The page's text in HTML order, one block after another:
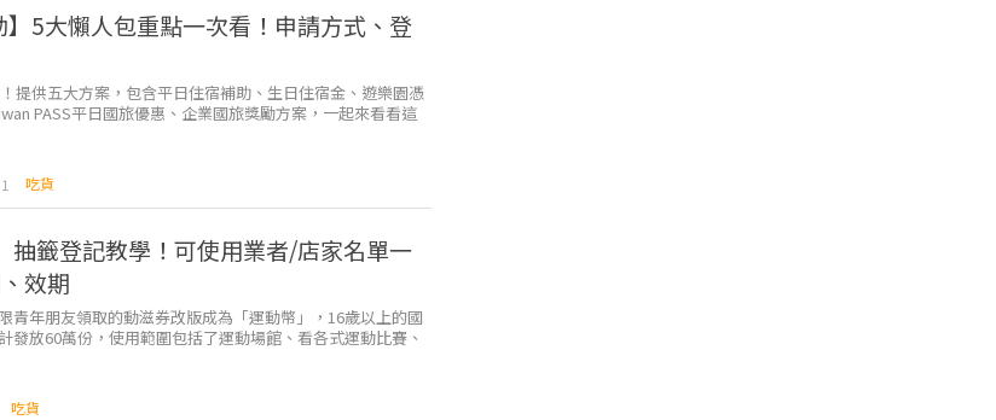
】5大懶人包重點一次看！申請方式、登
提供五大方案，包含平日住宿補助、生日住宿金、遊樂園憑
PASS平日國旅優惠、企業國旅獎勵方案，一起來看看這
吃貨
抽籤登記教學！可使用業者/店家名單一
效期
青年朋友領取的動滋券改版成為「運動幣」，16歲以上的國
發放60萬份，使用範圍包括了運動場館、看各式運動比賽、
吃貨